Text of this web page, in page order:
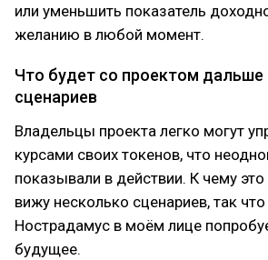
или уменьшить показатель
желанию в любой момент.
Что будет со проектом дальше
сценариев
Владельцы проекта легко могут
курсами своих токенов, что
показывали в действии. К чему
вижу несколько сценариев, так
Нострадамус в моём лице
будущее.